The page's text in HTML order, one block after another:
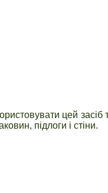
цей
підлоги і стіни.